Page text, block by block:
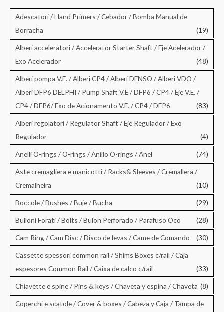
Adescatori / Hand Primers / Cebador / Bomba Manual de
Borracha
(19)
Alberi acceleratori / Accelerator Starter Shaft / Eje Acelerador /
Exo Acelerador
(48)
Alberi pompa V.E. / Alberi CP4 / Alberi DENSO / Alberi VDO /
Alberi DFP6 DELPHI / Pump Shaft V.E / DFP6 / CP4 / Eje V.E. /
CP4 / DFP6/ Exo de Acionamento V.E. / CP4 / DFP6
(83)
Alberi regolatori / Regulator Shaft / Eje Regulador / Exo
Regulador
(4)
Anelli O-rings / O-rings / Anillo O-rings / Anel (74)
Aste cremagliera e manicotti / Racks& Sleeves / Cremallera /
Cremalheira
(10)
Boccole / Bushes / Buje / Bucha (29)
Bulloni Forati / Bolts / Bulon Perforado / Parafuso Oco (28)
Cam Ring / Cam Disc / Disco de levas / Came de Comando (30)
Cassette spessori common rail / Shims Boxes c/rail / Caja
espesores Common Rail / Caixa de calco c/rail
(33)
Chiavette e spine / Pins & keys / Chaveta y espina / Chaveta (8)
Coperchi e scatole / Cover & boxes / Cabeza y Caja / Tampa de